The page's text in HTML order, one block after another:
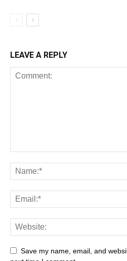
LEAVE A REPLY
Save my name, email, and